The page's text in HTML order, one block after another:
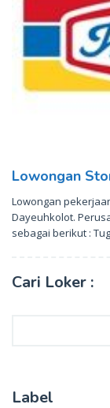
Lowongan
Lowongan
Dayeuhkolot.
sebagai berikut :
Cari Loker :
Label